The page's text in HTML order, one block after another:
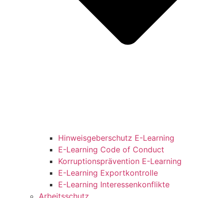
Hinweisgeberschutz E-Learning
E-Learning Code of Conduct
Korruptionsprävention E-Learning
E-Learning Exportkontrolle
E-Learning Interessenkonflikte